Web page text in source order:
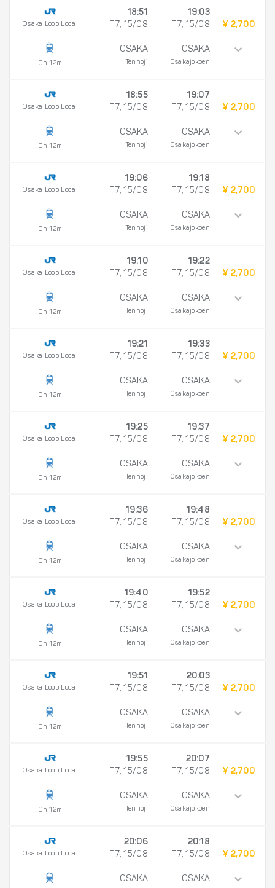
Osaka Loop Local
0h 12m
18:51
T7, 15/08
OSAKA
Tennoji
19:03
T7, 15/08
OSAKA
Osakajokoen
¥ 2,700
Osaka Loop Local
0h 12m
18:55
T7, 15/08
OSAKA
Tennoji
19:07
T7, 15/08
OSAKA
Osakajokoen
¥ 2,700
Osaka Loop Local
0h 12m
19:06
T7, 15/08
OSAKA
Tennoji
19:18
T7, 15/08
OSAKA
Osakajokoen
¥ 2,700
Osaka Loop Local
0h 12m
19:10
T7, 15/08
OSAKA
Tennoji
19:22
T7, 15/08
OSAKA
Osakajokoen
¥ 2,700
Osaka Loop Local
0h 12m
19:21
T7, 15/08
OSAKA
Tennoji
19:33
T7, 15/08
OSAKA
Osakajokoen
¥ 2,700
Osaka Loop Local
0h 12m
19:25
T7, 15/08
OSAKA
Tennoji
19:37
T7, 15/08
OSAKA
Osakajokoen
¥ 2,700
Osaka Loop Local
0h 12m
19:36
T7, 15/08
OSAKA
Tennoji
19:48
T7, 15/08
OSAKA
Osakajokoen
¥ 2,700
Osaka Loop Local
0h 12m
19:40
T7, 15/08
OSAKA
Tennoji
19:52
T7, 15/08
OSAKA
Osakajokoen
¥ 2,700
Osaka Loop Local
0h 12m
19:51
T7, 15/08
OSAKA
Tennoji
20:03
T7, 15/08
OSAKA
Osakajokoen
¥ 2,700
Osaka Loop Local
0h 12m
19:55
T7, 15/08
OSAKA
Tennoji
20:07
T7, 15/08
OSAKA
Osakajokoen
¥ 2,700
Osaka Loop Local
20:06
T7, 15/08
OSAKA
20:18
T7, 15/08
OSAKA
¥ 2,700